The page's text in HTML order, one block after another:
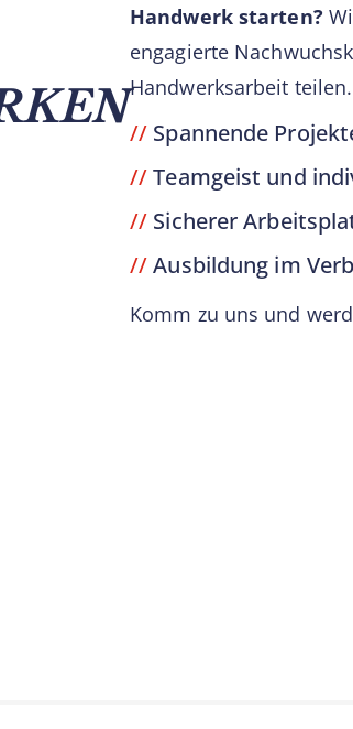
Handwerk starten?
engagierte
Handwerksarbeit teilen.
// Spannende
//Teamgeist und
// Sicherer
//Ausbildung im
Komm zu uns und